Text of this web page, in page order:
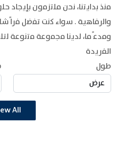
ﻣﻧذ ﺑداﯾﺗﻧﺎ، ﻧﺣن ﻣﻠﺗزﻣون ﺑﺈﯾﺟﺎد
واﻟرﻓﺎھﯾﺔ . ﺳواء ﻛﻧت ﺗﻔﺿل ﻓرا ًﺷﺎ
وﻣدﻋ ًﻣﺎ، ﻟدﯾﻧﺎ ﻣﺟﻣوﻋﺔ ﻣﺗﻧوﻋﺔ
اﻟﻔرﯾدة
طول
All